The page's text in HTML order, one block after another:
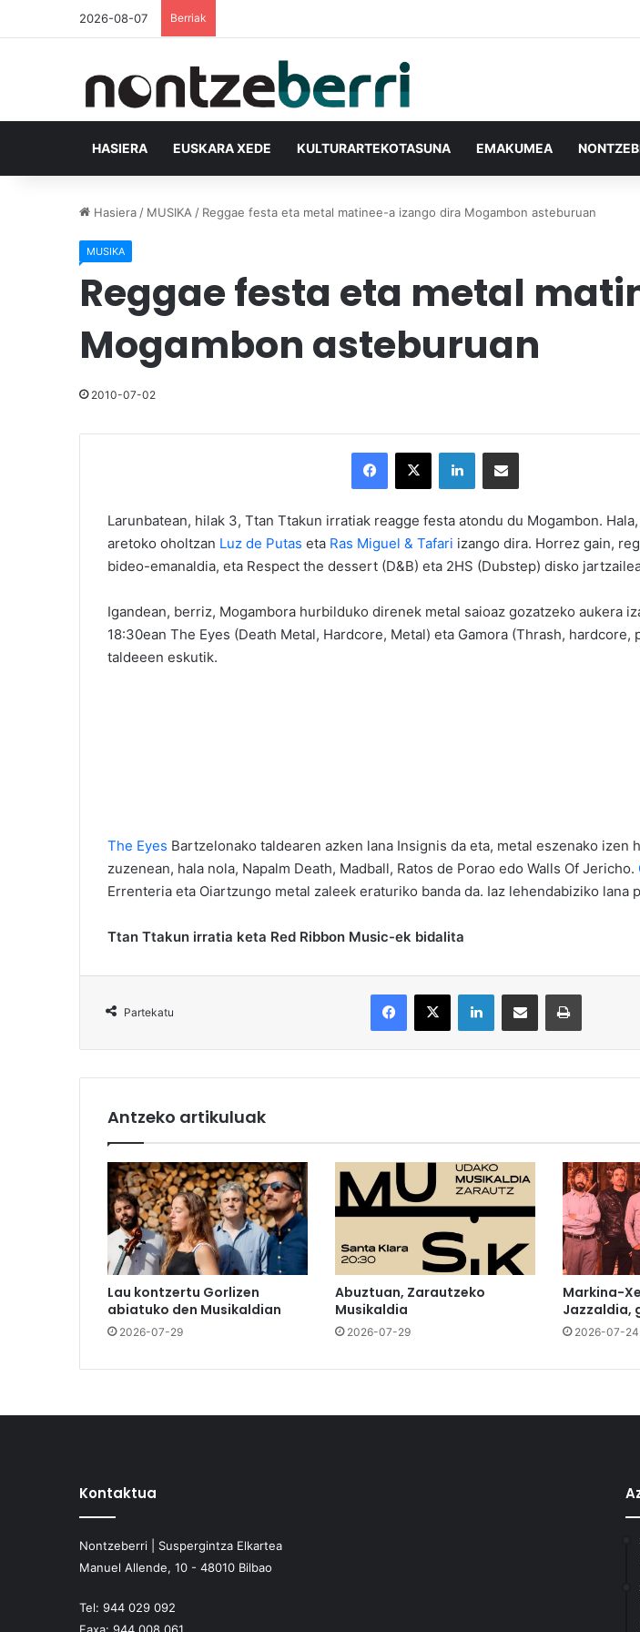
2026-08-07 Berriak
HASIERA EUSKARA XEDE KULTURARTEKOTASUNA EMAKUMEA
Hasiera / MUSIKA / Reggae festa eta metal matinee-a izango dira Mogambon asteburuan
MUSIKA
Reggae festa eta metal
Mogambon asteburuan
2010-07-02
Larunbatean, hilak 3, Ttan Ttakun irratiak reagge festa atondu du Mogambon.
aretoko oholtzan Luz de Putas eta Ras Miguel & Tafari izango dira. Horrez gain,
bideo-emanaldia, eta Respect the dessert (D&B) eta 2HS (Dubstep) disko
Igandean, berriz, Mogambora hurbilduko direnek metal saioaz gozatzeko aukera
18:30ean The Eyes (Death Metal, Hardcore, Metal) eta Gamora (Thrash, hardcore,
taldeeen eskutik.
The Eyes Bartzelonako taldearen azken lana Insignis da eta, metal eszenako izen
zuzenean, hala nola, Napalm Death, Madball, Ratos de Porao edo Walls Of Jericho.
Errenteria eta Oiartzungo metal zaleek eraturiko banda da. Iaz lehendabiziko lana
Ttan Ttakun irratia keta Red Ribbon Music-ek bidalita
Partekatu
Antzeko artikuluak
Lau kontzertu Gorlizen
abiatuko den Musikaldian
2026-07-29
Abuztuan, Zarautzeko
Musikaldia
2026-07-29
Markina-
Jazzaldia,
2026-07-24
Kontaktua
Nontzeberri | Suspergintza Elkartea
Manuel Allende, 10 - 48010 Bilbao
Tel: 944 029 092
Faxa: 944 008 061